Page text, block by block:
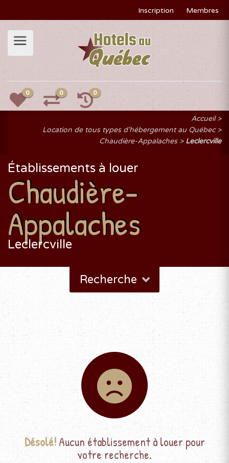
Inscription Membres
0 0 0
Accueil
Location de tous types d'hébergement au Québec
Chaudière-Appalaches
Leclercville
Établissements à louer
Chaudière-
Appalaches
Leclercville
Recherche
Désolé!Aucun établissement à louer pour
votre recherche.